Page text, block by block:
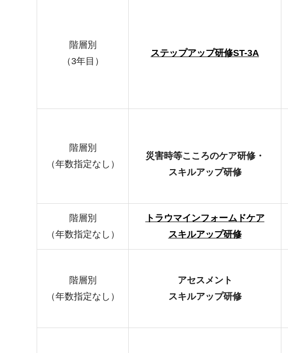
階層別
（3年目）
ステップアップ研修ST-3A
階層別
（年数指定なし）
災害時等こころのケア研修・
スキルアップ研修
階層別
（年数指定なし）
トラウマインフォームドケア
スキルアップ研修
階層別
（年数指定なし）
アセスメント
スキルアップ研修